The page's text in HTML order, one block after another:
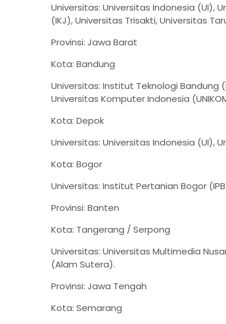
Universitas: Universitas Indonesia (UI),
(IKJ), Universitas Trisakti, Universitas
Provinsi: Jawa Barat
Kota: Bandung
Universitas: Institut Teknologi Bandung
Universitas Komputer Indonesia
Kota: Depok
Universitas: Universitas Indonesia (UI),
Kota: Bogor
Universitas: Institut Pertanian Bogor
Provinsi: Banten
Kota: Tangerang / Serpong
Universitas: Universitas Multimedia
(Alam Sutera).
Provinsi: Jawa Tengah
Kota: Semarang